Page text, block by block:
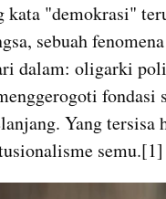
kata "demokrasi"
sebuah
dalam: oligarki
fondasi
Yang tersisa
semu.[1]